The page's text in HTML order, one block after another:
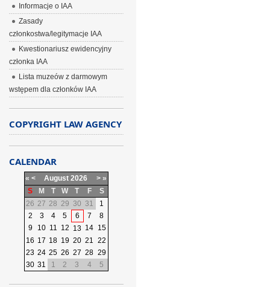
Informacje o IAA
Zasady
członkostwa/legitymacje IAA
Kwestionariusz ewidencyjny
członka IAA
Lista muzeów z darmowym
wstępem dla członków IAA
COPYRIGHT LAW AGENCY
CALENDAR
« < August 2026 > »
S
M T W T F
S
26 27 28 29 30 31
1
2
3 4 5 6 7
8
9
10 11 12 13 14 15
16 17 18 19 20 21 22
23 24 25 26 27 28 29
30 31 1 2 3 4 5